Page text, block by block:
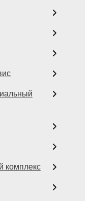
комплекс